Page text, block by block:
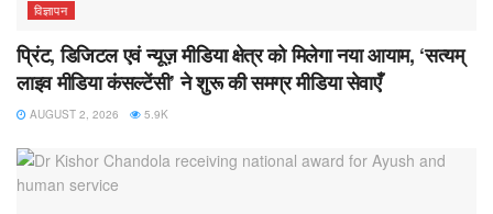
विज्ञापन
प्रिंट, डिजिटल एवं न्यूज़ मीडिया क्षेत्र को मिलेगा नया आयाम, ‘सत्यम्
लाइव मीडिया कंसल्टेंसी’ ने शुरू की समग्र मीडिया सेवाएँ
AUGUST 2, 2026 5.9K